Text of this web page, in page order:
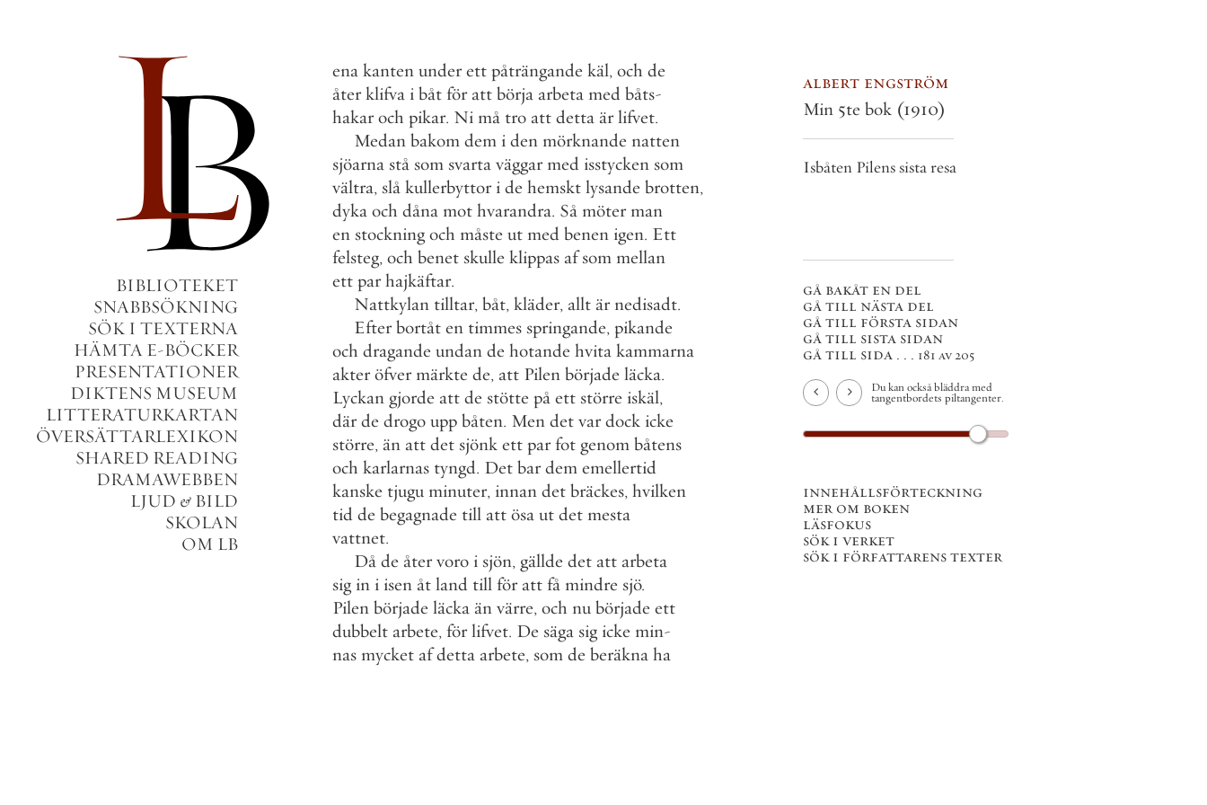
BIBLIOTEKET
SNABBSÖKNING
SÖK I TEXTERNA
HÄMTA E-BÖCKER
PRESENTATIONER
DIKTENS MUSEUM
LITTERATURKARTAN
ÖVERSÄTTARLEXIKON
SHARED READING
DRAMAWEBBEN
LJUD & BILD
SKOLAN
OM LB
ena kanten under ett påträngande käl, och de
åter klifva i båt för att börja arbeta med båts-
hakar och pikar. Ni må tro att detta är lifvet.
Medan bakom dem i den mörknande natten
sjöarna stå som svarta väggar med isstycken som
vältra, slå kullerbyttor i de hemskt lysande brotten,
dyka och dåna mot hvarandra. Så möter man
en stockning och måste ut med benen igen. Ett
felsteg, och benet skulle klippas af som mellan
ett par hajkäftar.
Nattkylan tilltar, båt, kläder, allt är nedisadt.
Efter bortåt en timmes springande, pikande
och dragande undan de hotande hvita kammarna
akter öfver märkte de, att Pilen började läcka.
Lyckan gjorde att de stötte på ett större iskäl,
där de drogo upp båten. Men det var dock icke
större, än att det sjönk ett par fot genom båtens
och karlarnas tyngd. Det bar dem emellertid
kanske tjugu minuter, innan det bräckes, hvilken
tid de begagnade till att ösa ut det mesta
vattnet.
Då de åter voro i sjön, gällde det att arbeta
sig in i isen åt land till för att få mindre sjö.
Pilen började läcka än värre, och nu började ett
dubbelt arbete, för lifvet. De säga sig icke min-
nas mycket af detta arbete, som de beräkna ha
albert engström
Min 5te bok (1910)
Isbåten Pilens sista resa
gå bakåt en del
gå till nästa del
gå till första sidan
gå till sista sidan
gå till sida . . . 181 av 205
Du kan också bläddra med
tangentbordets piltangenter.
innehållsförteckning
mer om boken
läsfokus
sök i verket
sök i författarens texter